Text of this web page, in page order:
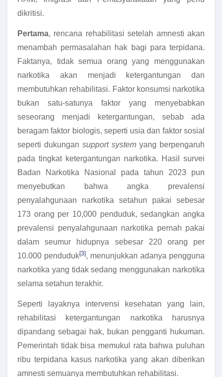
dikritisi.
Pertama, rencana rehabilitasi setelah amnesti akan
menambah permasalahan hak bagi para terpidana.
Faktanya, tidak semua orang yang menggunakan
narkotika akan menjadi ketergantungan dan
membutuhkan rehabilitasi. Faktor konsumsi narkotika
bukan satu-satunya faktor yang menyebabkan
seseorang menjadi ketergantungan, sebab ada
beragam faktor biologis, seperti usia dan faktor sosial
seperti dukungan support system yang berpengaruh
pada tingkat ketergantungan narkotika. Hasil survei
Badan Narkotika Nasional pada tahun 2023 pun
menyebutkan bahwa angka prevalensi
penyalahgunaan narkotika setahun pakai sebesar
173 orang per 10,000 penduduk, sedangkan angka
prevalensi penyalahgunaan narkotika pernah pakai
dalam seumur hidupnya sebesar 220 orang per
10.000 penduduk[3], menunjukkan adanya pengguna
narkotika yang tidak sedang menggunakan narkotika
selama setahun terakhir.
Seperti layaknya intervensi kesehatan yang lain,
rehabilitasi ketergantungan narkotika harusnya
dipandang sebagai hak, bukan pengganti hukuman.
Pemerintah tidak bisa memukul rata bahwa puluhan
ribu terpidana kasus narkotika yang akan diberikan
amnesti semuanya membutuhkan rehabilitasi.